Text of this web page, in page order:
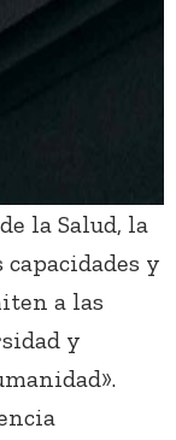
la Salud, la
y
a las
y